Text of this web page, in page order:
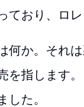
おり、ロ
何か。それ
を指します
した。